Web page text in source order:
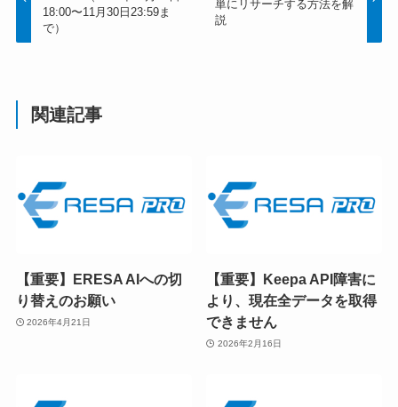
18:00〜11月30日23:59ま
で）
単にリサーチする方法を解
説
関連記事
【重要】ERESA AIへの切
り替えのお願い
2026年4月21日
【重要】Keepa API障害に
より、現在全データを取得
できません
2026年2月16日